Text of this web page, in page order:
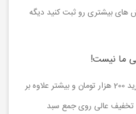
های بیشتری رو ثبت کنید دیگه
ما نیست!
خبر بهتر اینه که از این به بعد با خرید 200 هزار تومان و بیشتر علاوه بر
ارسال رایگان، 15 درصد تخفیف عالی روی جمع سبد